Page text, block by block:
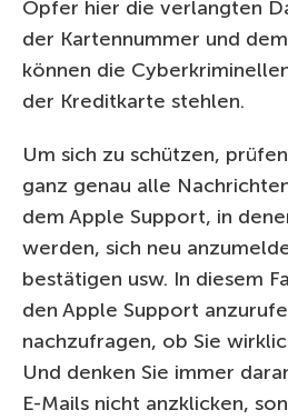
Opfer hier die verlangten
der Kartennummer und
können die
der Kreditkarte stehlen.
Um sich zu schützen,
ganz genau alle
dem Apple Support, in
werden, sich neu
bestätigen usw. In diesem
den Apple Support
nachzufragen, ob Sie
Und denken Sie immer
E-Mails nicht anzklicken,